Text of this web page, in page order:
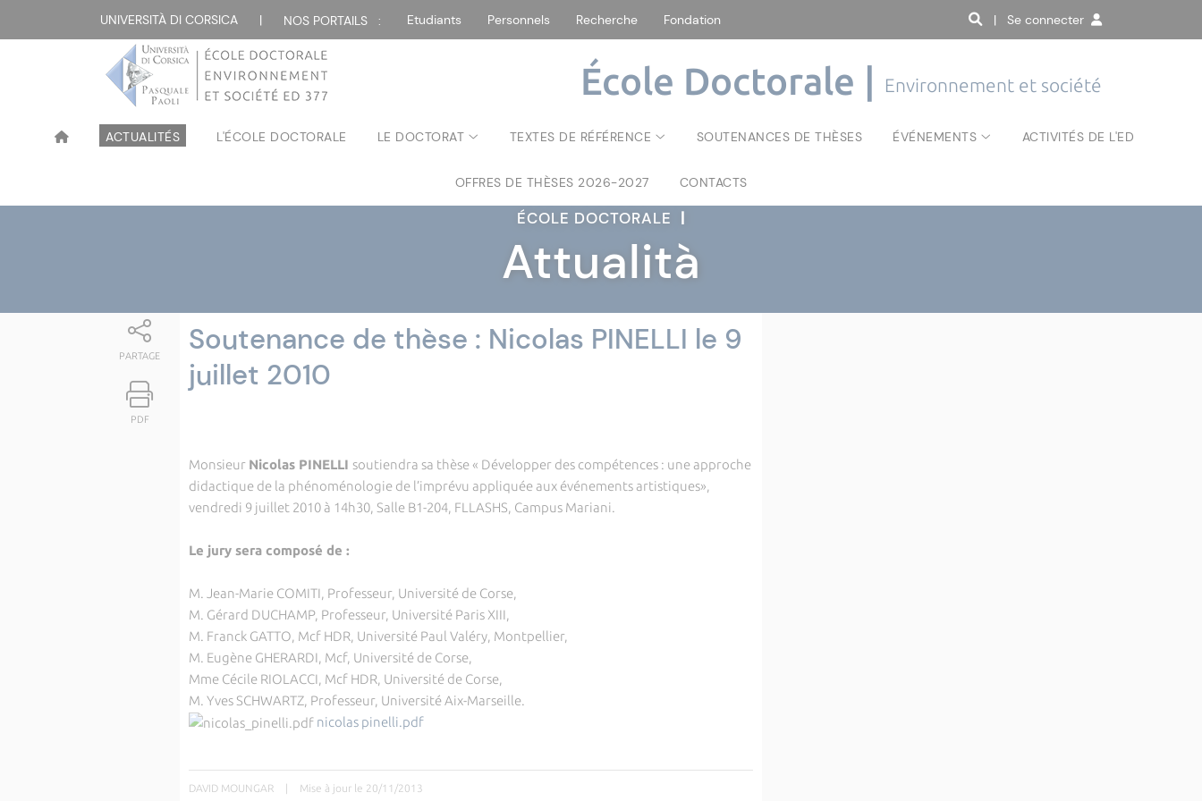
UNIVERSITÀ DI CORSICA | NOS PORTAILS : Etudiants Personnels Recherche Fondation | Se connecter
École Doctorale | Environnement et société
ACTUALITÉS L'ÉCOLE DOCTORALE LE DOCTORAT TEXTES DE RÉFÉRENCE SOUTENANCES DE THÈSES ÉVÉNEMENTS ACTIVITÉS DE L'ED
OFFRES DE THÈSES 2026-2027 CONTACTS
ÉCOLE DOCTORALE |
Attualità
PARTAGE
PDF
Soutenance de thèse : Nicolas PINELLI le 9
juillet 2010
Monsieur Nicolas PINELLI soutiendra sa thèse « Développer des compétences : une approche
didactique de la phénoménologie de l’imprévu appliquée aux événements artistiques»,
vendredi 9 juillet 2010 à 14h30, Salle B1-204, FLLASHS, Campus Mariani.
Le jury sera composé de :
M. Jean-Marie COMITI, Professeur, Université de Corse,
M. Gérard DUCHAMP, Professeur, Université Paris XIII,
M. Franck GATTO, Mcf HDR, Université Paul Valéry, Montpellier,
M. Eugène GHERARDI, Mcf, Université de Corse,
Mme Cécile RIOLACCI, Mcf HDR, Université de Corse,
M. Yves SCHWARTZ, Professeur, Université Aix-Marseille.
nicolas pinelli.pdf
DAVID MOUNGAR | Mise à jour le 20/11/2013